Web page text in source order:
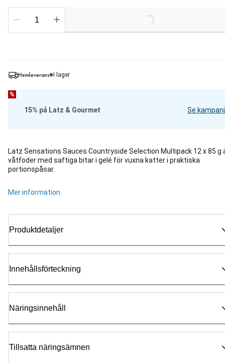
Hemleverans I lager
%
15% på Latz & Gourmet Se kampanj
Latz Sensations Sauces Countryside Selection Multipack 12 x 85 g
våtfoder med saftiga bitar i gelé för vuxna katter i praktiska
portionspåsar.
Mer information
Produktdetaljer
Innehållsförteckning
Näringsinnehåll
Tillsatta näringsämnen
Loading...